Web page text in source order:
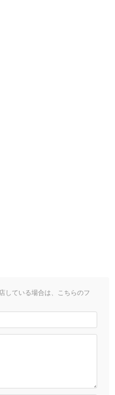
している場合は、こちらのフ